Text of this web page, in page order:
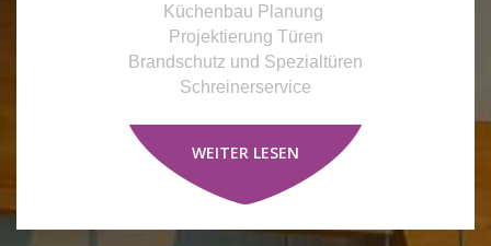
Küchenbau Planung
Projektierung Türen
Brandschutz und Spezialtüren
Schreinerservice
WEITER LESEN